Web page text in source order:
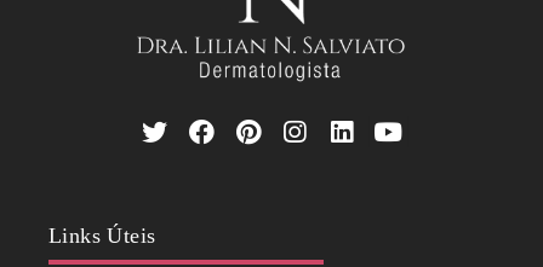
Links Úteis